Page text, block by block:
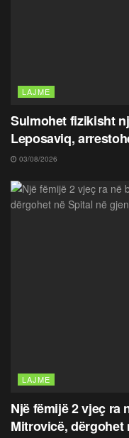
LAJME
Sulmohet fizikisht
Leposaviq,
03/08/2026
LAJME
Një fëmijë 2 vjeç ra
Mitrovicë, dërgohet